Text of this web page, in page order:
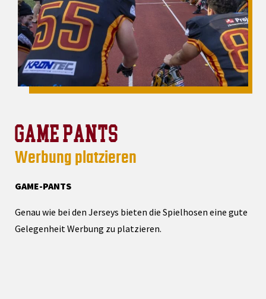
GAME PANTS
Werbung platzieren
GAME-PANTS
Genau wie bei den Jerseys bieten die Spielhosen eine gute
Gelegenheit Werbung zu platzieren.